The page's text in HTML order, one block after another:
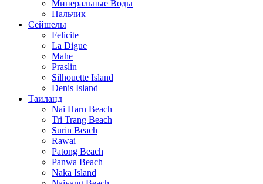
Минеральные Воды
Нальчик
Сейшелы
Felicite
La Digue
Mahe
Praslin
Silhouette Island
Denis Island
Таиланд
Nai Harn Beach
Tri Trang Beach
Surin Beach
Rawai
Patong Beach
Panwa Beach
Naka Island